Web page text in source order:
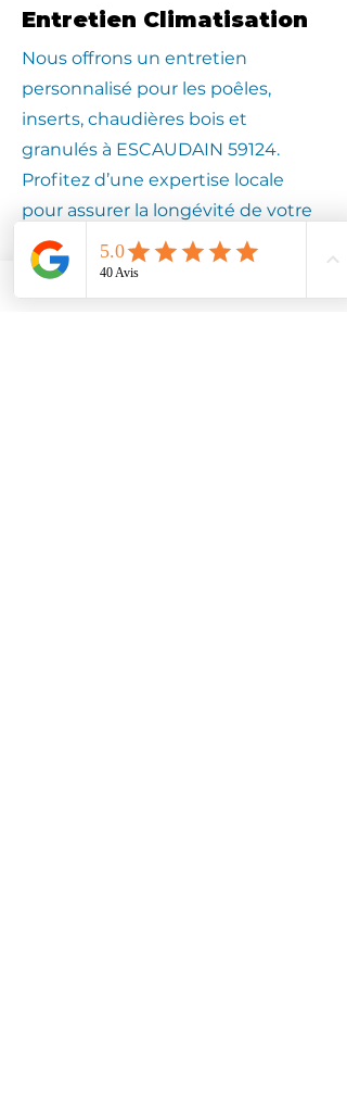
Entretien Climatisation
Nous offrons un entretien
personnalisé pour les poêles,
inserts, chaudières bois et
granulés à ESCAUDAIN 59124.
Profitez d’une expertise locale
pour assurer la longévité de votre
équipement.